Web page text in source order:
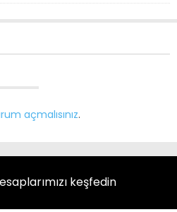
açmalısınız.
keşfedin